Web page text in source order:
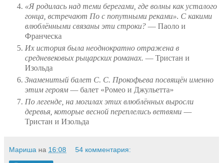
«Я родилась над теми берегами, где волны как усталого
гонца, встречают По с попутными реками». С какими
влюблёнными связаны эти строки? — Паоло и
Франческа
Их история была неоднократно отражена в
средневековых рыцарских романах. — Тристан и
Изольда
Знаменитый балет С. С. Прокофьева посвящён именно
этим героям — балет «Ромео и Джульетта»
По легенде, на могилах этих влюблённых выросли
деревья, которые весной переплелись ветвями —
Тристан и Изольда
Мариша на 16:08 54 комментария: